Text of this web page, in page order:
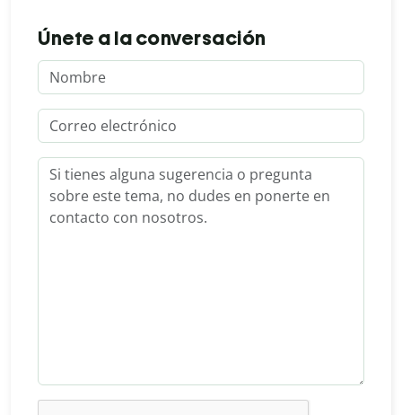
Únete a la conversación